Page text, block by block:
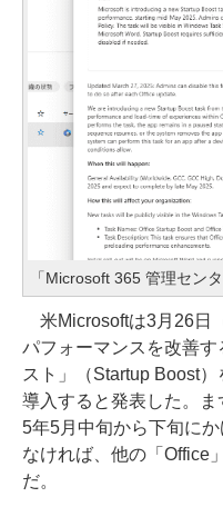
「Microsoft 365 管理セン
米Microsoftは3月26日
パフォーマンスを改善
スト」（Startup Boost
導入すると発表した。
5年5月中旬から下旬に
なければ、他の「Office
だ。